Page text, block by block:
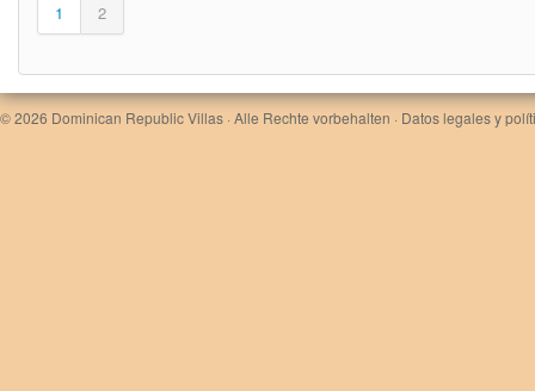
1 2
© 2026 Dominican Republic Villas · Alle Rechte vorbehalten · Datos legales y